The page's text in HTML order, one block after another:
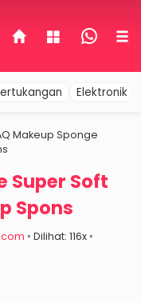
Elektronik
Makeup Sponge
Super Soft
Spons
◦ Dilihat: 116x ◦